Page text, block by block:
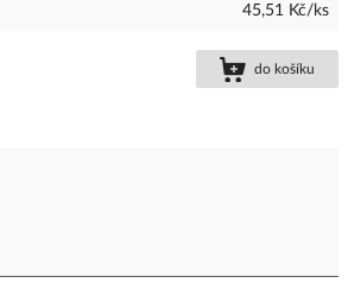
45,51 Kč/ks
do košíku